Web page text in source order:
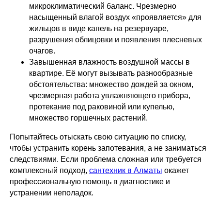
микроклиматический баланс. Чрезмерно
насыщенный влагой воздух «проявляется» для
жильцов в виде капель на резервуаре,
разрушения облицовки и появления плесневых
очагов.
Завышенная влажность воздушной массы в
квартире. Её могут вызывать разнообразные
обстоятельства: множество дождей за окном,
чрезмерная работа увлажняющего прибора,
протекание под раковиной или купелью,
множество горшечных растений.
Попытайтесь отыскать свою ситуацию по списку,
чтобы устранить корень запотевания, а не заниматься
следствиями. Если проблема сложная или требуется
комплексный подход, сантехник в Алматы окажет
профессиональную помощь в диагностике и
устранении неполадок.